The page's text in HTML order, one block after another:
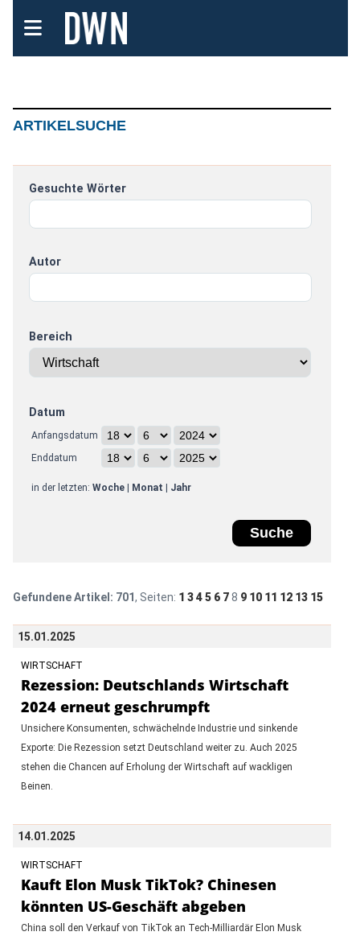
ARTIKELSUCHE
Gesuchte Wörter
Autor
Bereich
Datum
Anfangsdatum
Enddatum
in der letzten: Woche| Monat Jahr
Gefundene Artikel: 701, Seiten: 1 3 4 5 6 7 8 9 10 11 12 13 15
15.01.2025
WIRTSCHAFT
Rezession: Deutschlands Wirtschaft
2024 erneut geschrumpft
Unsichere Konsumenten, schwächelnde Industrie und sinkende
Exporte: Die Rezession setzt Deutschland weiter zu. Auch 2025
stehen die Chancen auf Erholung der Wirtschaft auf wackligen
Beinen.
14.01.2025
WIRTSCHAFT
Kauft Elon Musk TikTok? Chinesen
könnten US-Geschäft abgeben
China soll den Verkauf von TikTok an Tech-Milliardär Elon Musk